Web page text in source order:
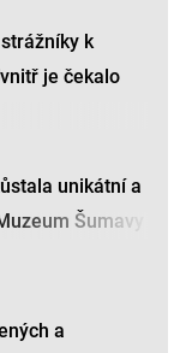
k
je čekalo
unikátní a
Šumavy
a